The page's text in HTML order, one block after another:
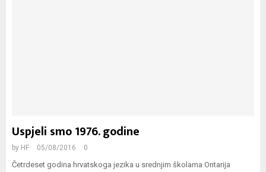
Uspjeli smo 1976. godine
by HF 05/08/2016 0
Četrdeset godina hrvatskoga jezika u srednjim školama Ontarija